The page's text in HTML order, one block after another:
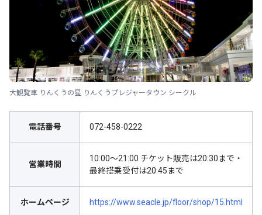
大観覧車 りんくうの星 りんくうプレジャータウン シークル
電話番号 072-458-0222
営業時間
10:00～21:00 チケット販売は20:30まで・
最終搭乗受付は20:45まで
ホームページ https://www.seacle.jp/floor/shop/15.html